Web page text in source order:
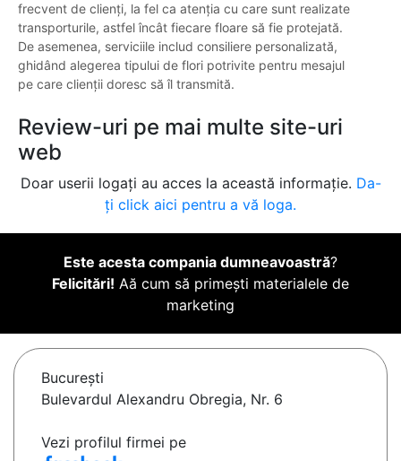
frecvent de clienți, la fel ca atenția cu care sunt realizate
transporturile, astfel încât fiecare floare să fie protejată.
De asemenea, serviciile includ consiliere personalizată,
ghidând alegerea tipului de flori potrivite pentru mesajul
pe care clienții doresc să îl transmită.
Review-uri pe mai multe site-uri
web
Doar userii logați au acces la această informație. Da-
ți click aici pentru a vă loga.
Este acesta compania dumneavoastră?
Felicitări! Aă cum să primești materialele de
marketing
Bucureşti
Bulevardul Alexandru Obregia, Nr. 6
Vezi profilul firmei pe